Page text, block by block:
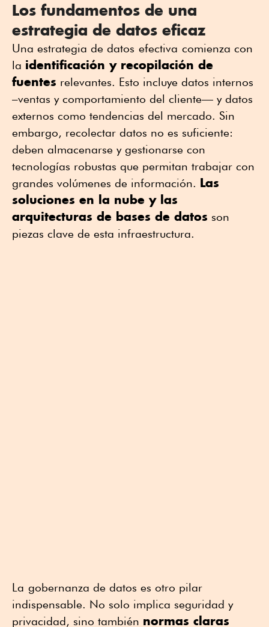
Los fundamentos de una
estrategia de datos eficaz
Una estrategia de datos efectiva comienza con
la identificación y recopilación de
fuentes relevantes. Esto incluye datos internos
–ventas y comportamiento del cliente— y datos
externos como tendencias del mercado. Sin
embargo, recolectar datos no es suficiente:
deben almacenarse y gestionarse con
tecnologías robustas que permitan trabajar con
grandes volúmenes de información. Las
soluciones en la nube y las
arquitecturas de bases de datos son
piezas clave de esta infraestructura.
La gobernanza de datos es otro pilar
indispensable. No solo implica seguridad y
privacidad, sino también normas claras